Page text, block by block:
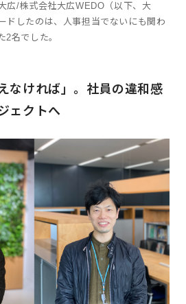
広/株式会社大広WEDO（以下、大
ドしたのは、人事担当でないにも関わ
2名でした。
なければ」。社員の違和感
ェクトへ